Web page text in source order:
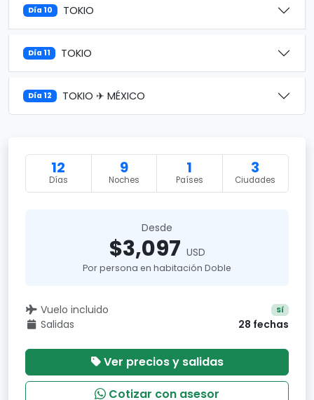
Día 10 TOKIO
Día 11 TOKIO
Día 12 TOKIO ✈ MÉXICO
12
Días
9
Noches
1
Países
3
Ciudades
Desde
$3,097 USD
Por persona en habitación Doble
Vuelo incluido Sí
Salidas 28 fechas
Ver precios y salidas
Cotizar con asesor